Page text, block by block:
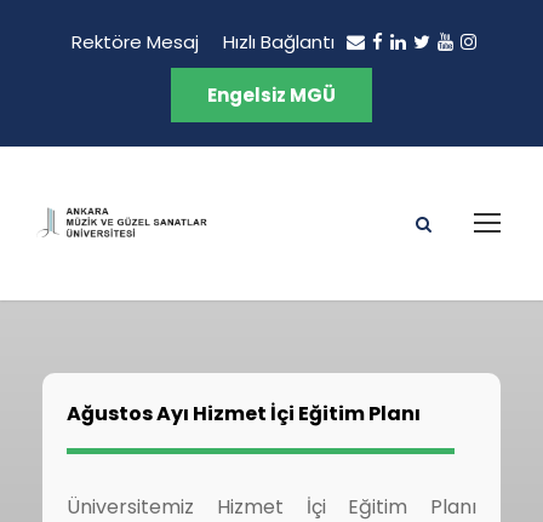
Rektöre Mesaj Hızlı Bağlantı
Engelsiz MGÜ
Ağustos Ayı Hizmet İçi Eğitim Planı
Üniversitemiz Hizmet İçi Eğitim Planı